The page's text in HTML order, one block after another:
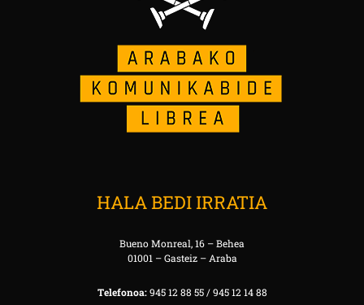
HALA BEDI IRRATIA
Bueno Monreal, 16 – Behea
01001 – Gasteiz – Araba
Telefonoa:945 12 88 55 / 945 12 14 88